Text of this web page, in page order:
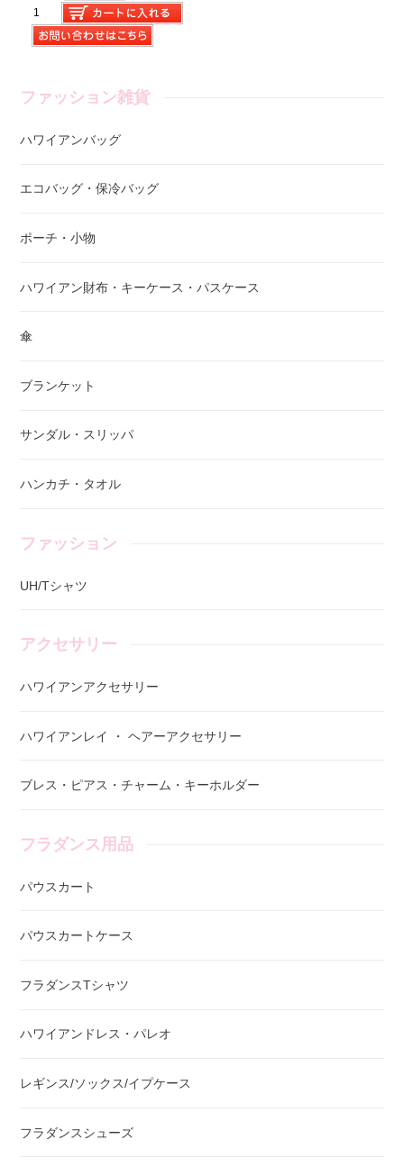
ファッション雑貨
ハワイアンバッグ
エコバッグ・保冷バッグ
ポーチ・小物
ハワイアン財布・キーケース・パスケース
傘
ブランケット
サンダル・スリッパ
ハンカチ・タオル
ファッション
UH/Tシャツ
アクセサリー
ハワイアンアクセサリー
ハワイアンレイ ・ ヘアーアクセサリー
ブレス・ピアス・チャーム・キーホルダー
フラダンス用品
パウスカート
パウスカートケース
フラダンスTシャツ
ハワイアンドレス・パレオ
レギンス/ソックス/イプケース
フラダンスシューズ